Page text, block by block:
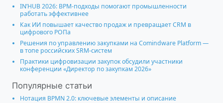
IN’HUB 2026: BPM-подходы помогают промышленности
работать эффективнее
Как ИИ повышает качество продаж и превращает CRM в
цифрового РОПа
Решения по управлению закупками на Comindware Platform —
в топе российских SRM-систем
Практики цифровизации закупок обсудили участники
конференции «Директор по закупкам 2026»
Популярные статьи
Нотация BPMN 2.0: ключевые элементы и описание